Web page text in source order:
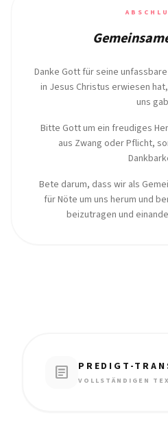
Danke Gott für seine
in Jesus Christus erwiesen
uns
Bitte Gott um ein freudiges
aus Zwang oder Pflicht,
Bete darum, dass wir als
für Nöte um uns herum und
beizutragen und
article PREDIGT-
VOLLSTÄNDIGEN